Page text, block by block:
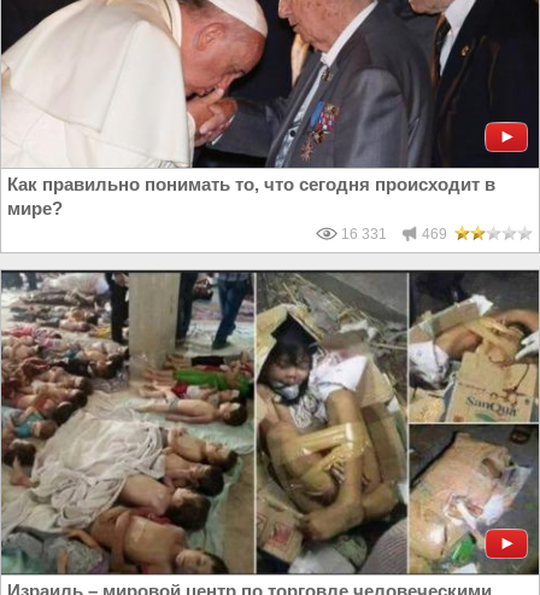
Как правильно понимать то, что сегодня происходит в
мире?
16 331 469
Израиль – мировой центр по торговле человеческими